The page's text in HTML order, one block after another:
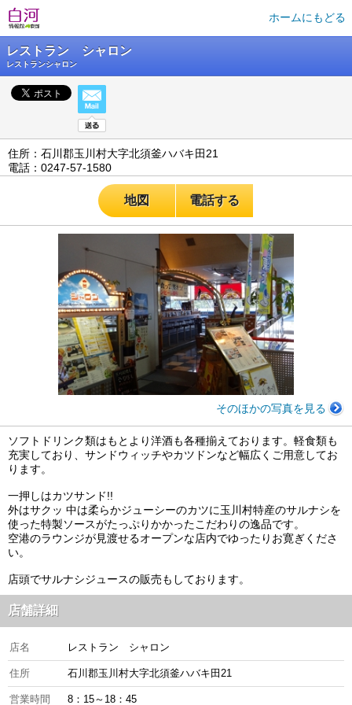
ホームにもどる
レストラン シャロン
レストランシャロン
住所：石川郡玉川村大字北須釜ハバキ田21
電話：0247-57-1580
地図 電話する
そのほかの写真を見る
ソフトドリンク類はもとより洋酒も各種揃えております。軽食類も
充実しており、サンドウィッチやカツドンなど幅広くご用意してお
ります。
一押しはカツサンド!!
外はサクッ 中は柔らかジューシーのカツに玉川村特産のサルナシを
使った特製ソースがたっぷりかかったこだわりの逸品です。
空港のラウンジが見渡せるオープンな店内でゆったりお寛ぎくださ
い。
店頭でサルナシジュースの販売もしております。
店舗詳細
店名 レストラン シャロン
住所 石川郡玉川村大字北須釜ハバキ田21
営業時間 8：15～18：45